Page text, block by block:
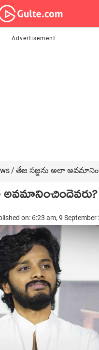
/ తేజ సజ్జను అలా
అవమానించిందెవరు?
on: 6:23 am, 9 September